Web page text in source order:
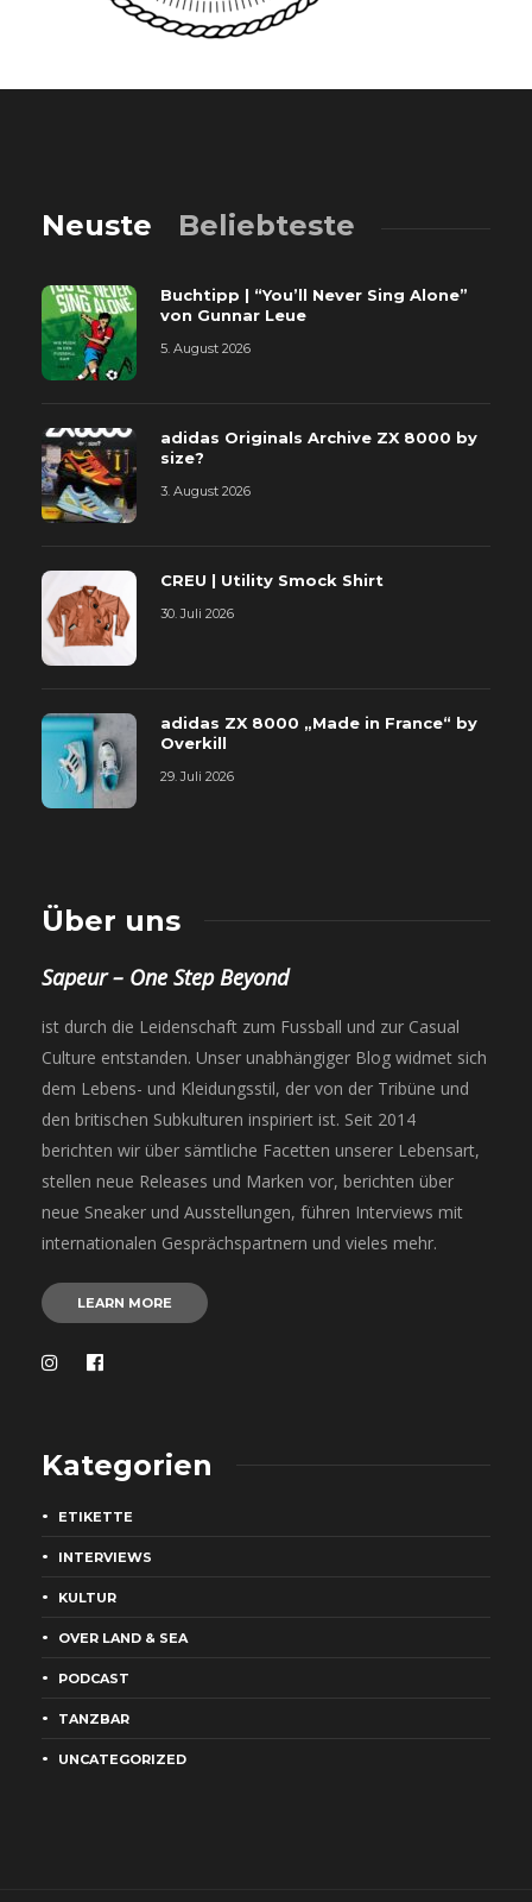
Neuste Beliebteste
Buchtipp | “You’ll Never Sing Alone”
von Gunnar Leue
5. August 2026
adidas Originals Archive ZX 8000 by
size?
3. August 2026
CREU | Utility Smock Shirt
30. Juli 2026
adidas ZX 8000 „Made in France“ by
Overkill
29. Juli 2026
Über uns
Sapeur – One Step Beyond
ist durch die Leidenschaft zum Fussball und zur Casual
Culture entstanden. Unser unabhängiger Blog widmet sich
dem Lebens- und Kleidungsstil, der von der Tribüne und
den britischen Subkulturen inspiriert ist. Seit 2014
berichten wir über sämtliche Facetten unserer Lebensart,
stellen neue Releases und Marken vor, berichten über
neue Sneaker und Ausstellungen, führen Interviews mit
internationalen Gesprächspartnern und vieles mehr.
LEARN MORE
Kategorien
ETIKETTE
INTERVIEWS
KULTUR
OVER LAND & SEA
PODCAST
TANZBAR
UNCATEGORIZED